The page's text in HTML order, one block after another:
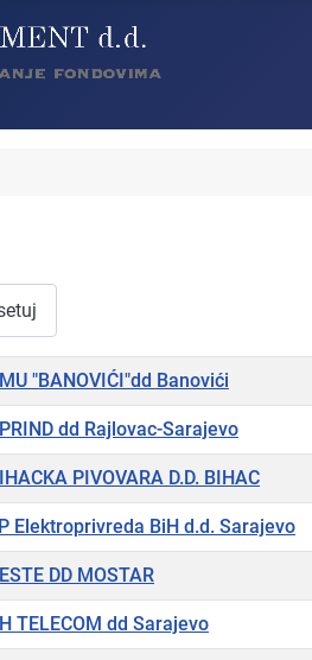
"BANOVIĆI"dd Banovići
dd Rajlovac-Sarajevo
PIVOVARA D.D. BIHAC
Elektroprivreda BiH d.d. Sarajevo
DD MOSTAR
TELECOM dd Sarajevo